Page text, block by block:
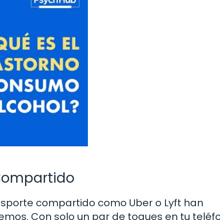
compartido como Uber o Lyft han
Con solo un par de toques en tu